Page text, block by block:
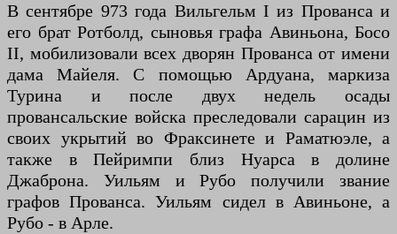
В сентябре 973 года Вильгельм I из Прованса и
его брат Ротболд, сыновья графа Авиньона, Босо
II, мобилизовали всех дворян Прованса от имени
дама Майеля. С помощью Ардуана, маркиза
Турина и после двух недель осады
провансальские войска преследовали сарацин из
своих укрытий во Фраксинете и Раматюэле, а
также в Пейримпи близ Нуарса в долине
Джаброна. Уильям и Рубо получили звание
графов Прованса. Уильям сидел в Авиньоне, а
Рубо - в Арле.